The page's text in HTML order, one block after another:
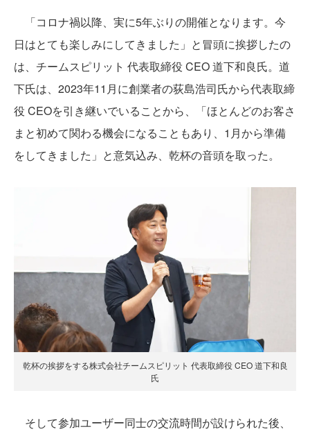
「コロナ禍以降、実に5年ぶりの開催となります。今
日はとても楽しみにしてきました」と冒頭に挨拶したの
は、チームスピリット 代表取締役 CEO 道下和良氏。道
下氏は、2023年11月に創業者の荻島浩司氏から代表取締
役 CEOを引き継いでいることから、「ほとんどのお客さ
まと初めて関わる機会になることもあり、1月から準備
をしてきました」と意気込み、乾杯の音頭を取った。
乾杯の挨拶をする株式会社チームスピリット 代表取締役 CEO 道下和良
氏
そして参加ユーザー同士の交流時間が設けられた後、